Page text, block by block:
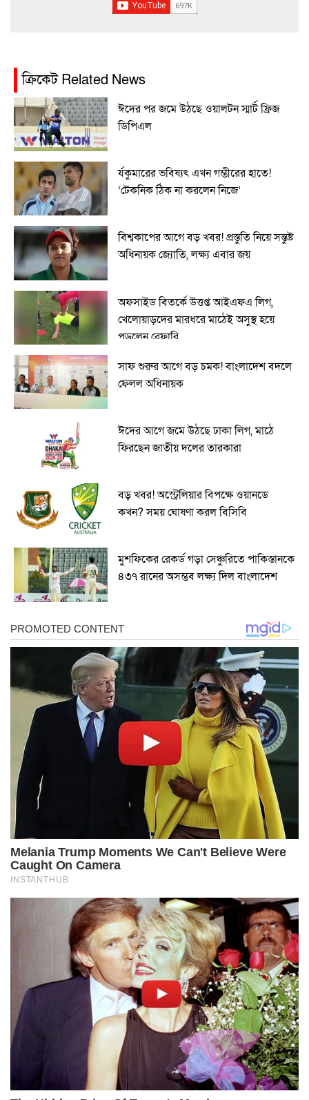
ক্রিকেট Related News
ঈদের পর জমে উঠছে ওয়ালটন স্মার্ট ফ্রিজ
ডিপিএল
র্যকুমারের ভবিষ্যৎ এখন গম্ভীরের হাতে!
‘টেকনিক ঠিক না করলেন নিজে’
বিশ্বকাপের আগে বড় খবর! প্রস্তুতি নিয়ে সন্তুষ্ট
অধিনায়ক জ্যোতি, লক্ষ্য এবার জয়
অফসাইড বিতর্কে উত্তপ্ত আইএফএ লিগ,
খেলোয়াড়দের মারধরে মাঠেই অসুস্থ হয়ে
পড়লেন রেফারি
সাফ শুরুর আগে বড় চমক! বাংলাদেশ বদলে
ফেলল অধিনায়ক
ঈদের আগে জমে উঠছে ঢাকা লিগ, মাঠে
ফিরছেন জাতীয় দলের তারকারা
বড় খবর! অস্ট্রেলিয়ার বিপক্ষে ওয়ানডে
কখন? সময় ঘোষণা করল বিসিবি
মুশফিকের রেকর্ড গড়া সেঞ্চুরিতে পাকিস্তানকে
৪৩৭ রানের অসম্ভব লক্ষ্য দিল বাংলাদেশ